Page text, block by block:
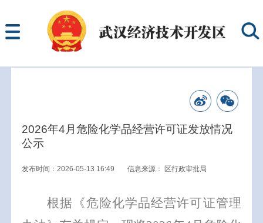
2026年4月危险化学品经营许可证发放情况
公示
发布时间：2026-05-13 16:49 信息来源： 区行政审批局
根据《危险化学品经营许可证管理